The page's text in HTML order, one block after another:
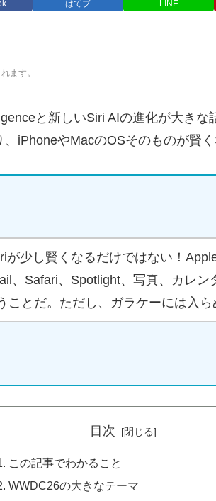
はてブ LINE
ます。
と新しいSiri AIの進化が大きな
iPhoneやMacのOSそのものが賢
が少し賢くなるだけではない！
、Safari、Spotlight、写真、カレン
ことだ。ただし、ガラケーには入ら
目次
この記事でわかること
WWDC26の大きなテーマ